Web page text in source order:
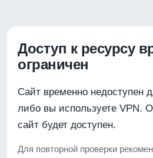
Доступ к ресурсу
ограничен
Сайт временно недоступен
либо вы используете VPN.
сайт будет доступен.
Для повторной проверки